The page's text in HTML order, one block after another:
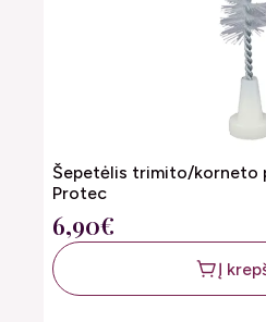
Šepetėlis trimito/korneto
Protec
6,90€
Į